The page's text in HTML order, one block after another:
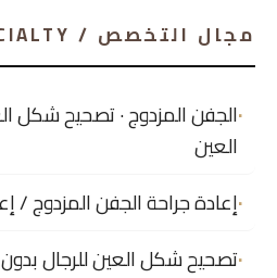
مجال التخصص / SPECIALTY
الجفن المزدوج · تصحيح شكل
العين
إعادة جراحة الجفن المزدوج /
تصحيح شكل العين للرجال